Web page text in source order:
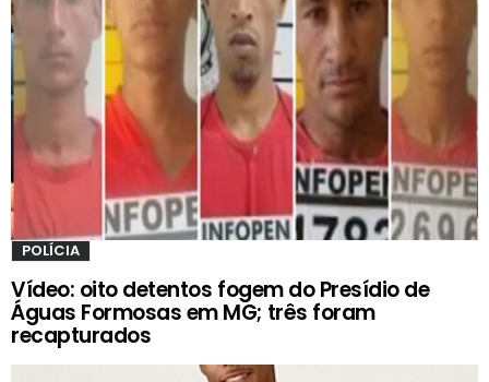
POLÍCIA
Vídeo: oito detentos fogem do Presídio de
Águas Formosas em MG; três foram
recapturados